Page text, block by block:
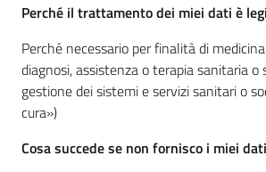
a
Piacenza
Costruiamo
Perché il trattamento dei miei dati è
Perché necessario per finalità di
diagnosi, assistenza o terapia sanitaria o
gestione dei sistemi e servizi sanitari o
cura»)
Cosa succede se non fornisco i miei